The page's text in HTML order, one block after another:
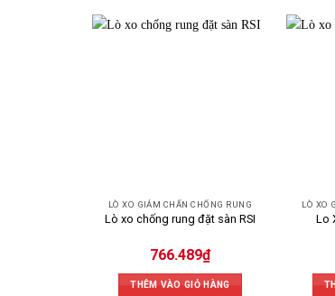
LÒ XO GIẢM CHẤN CHỐNG RUNG
Lò xo chống rung đặt sàn RSI
766.489₫
THÊM VÀO GIỎ HÀNG
LÒ XO
Lo